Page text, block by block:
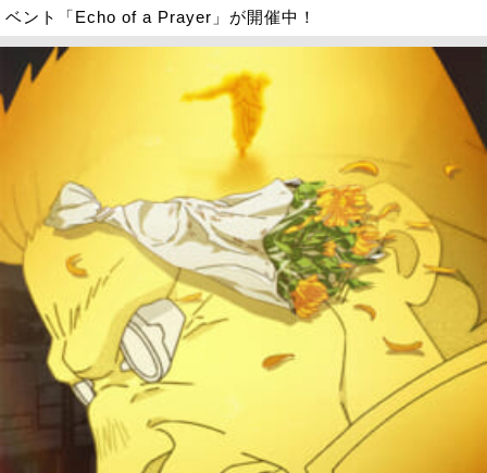
ベント「Echo of a Prayer」が開催中！